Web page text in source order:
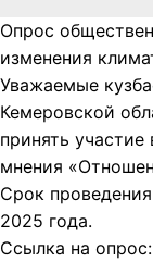
Опрос
изменения
Уважаемые
Кемеровской
принять
мнения
Срок
2025 года.
Ссылка на опрос: